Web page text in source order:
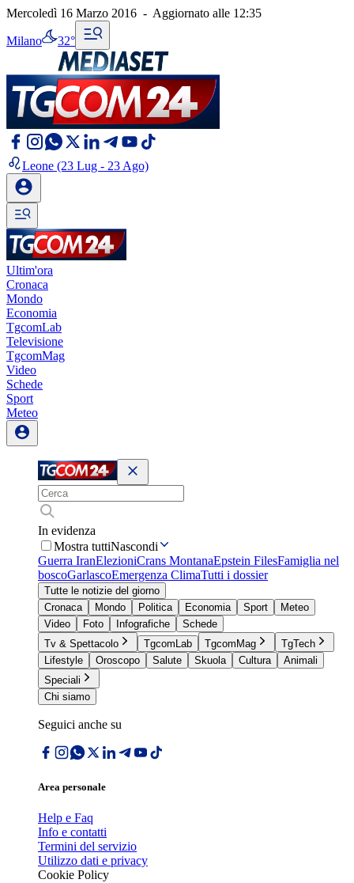
Mercoledì 16 Marzo 2016 - Aggiornato alle 12:35
Milano 32°
Leone (23 Lug - 23 Ago)
Ultim'ora
Cronaca
Mondo
Economia
TgcomLab
Televisione
TgcomMag
Video
Schede
Sport
Meteo
In evidenza
Mostra tuttiNascondi
Guerra IranElezioniCrans MontanaEpstein FilesFamiglia nel
boscoGarlascoEmergenza ClimaTutti i dossier
Tutte le notizie del giorno
Cronaca
Mondo Politica Economia Sport
Meteo
Video
Foto Infografiche
Schede
Tv & Spettacolo
TgcomLab TgcomMag
TgTech
Lifestyle
Oroscopo Salute Skuola Cultura
Animali
Speciali
Chi siamo
Seguici anche su
Area personale
Help e Faq
Info e contatti
Termini del servizio
Utilizzo dati e privacy
Cookie Policy